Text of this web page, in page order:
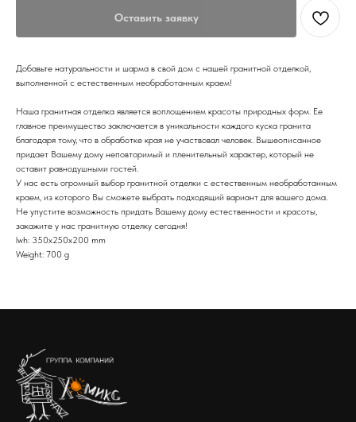
Оставить заявку
Добавьте натуральности и шарма в свой дом с нашей гранитной отделкой,
выполненной с естественным необработанным краем!
Наша гранитная отделка является воплощением красоты природных форм. Ее
главное преимущество заключается в уникальности каждого куска гранита
благодаря тому, что в обработке края не участвовал человек. Вышеописанное
придает Вашему дому неповторимый и пленительный характер, который не
оставит равнодушными гостей.
У нас есть огромный выбор гранитной отделки с естественным необработанным
краем, из которого Вы сможете выбрать подходящий вариант для вашего дома.
Не упустите возможность придать Вашему дому естественности и красоты,
закажите у нас гранитную отделку сегодня!
lwh: 350x250x200 mm
Weight: 700 g